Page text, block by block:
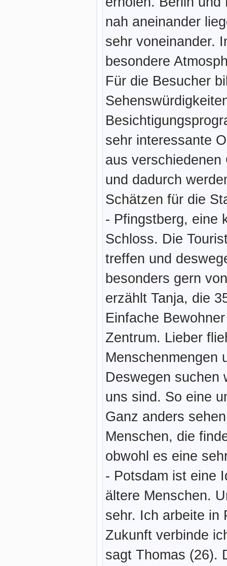
nah aneinander
sehr voneinander.
besondere
Für die Besucher
sehr interessante
aus
und dadurch
Schätzen für die
- Pfingstberg, eine
Schloss. Die
treffen und
besonders gern
erzählt Tanja, die
Einfache
Zentrum. Lieber
Menschenmengen
Deswegen suchen
uns sind. So eine
Ganz anders
Menschen, die
obwohl es eine
- Potsdam ist eine
ältere Menschen.
sehr. Ich arbeite in
Zukunft verbinde
sagt Thomas (26).